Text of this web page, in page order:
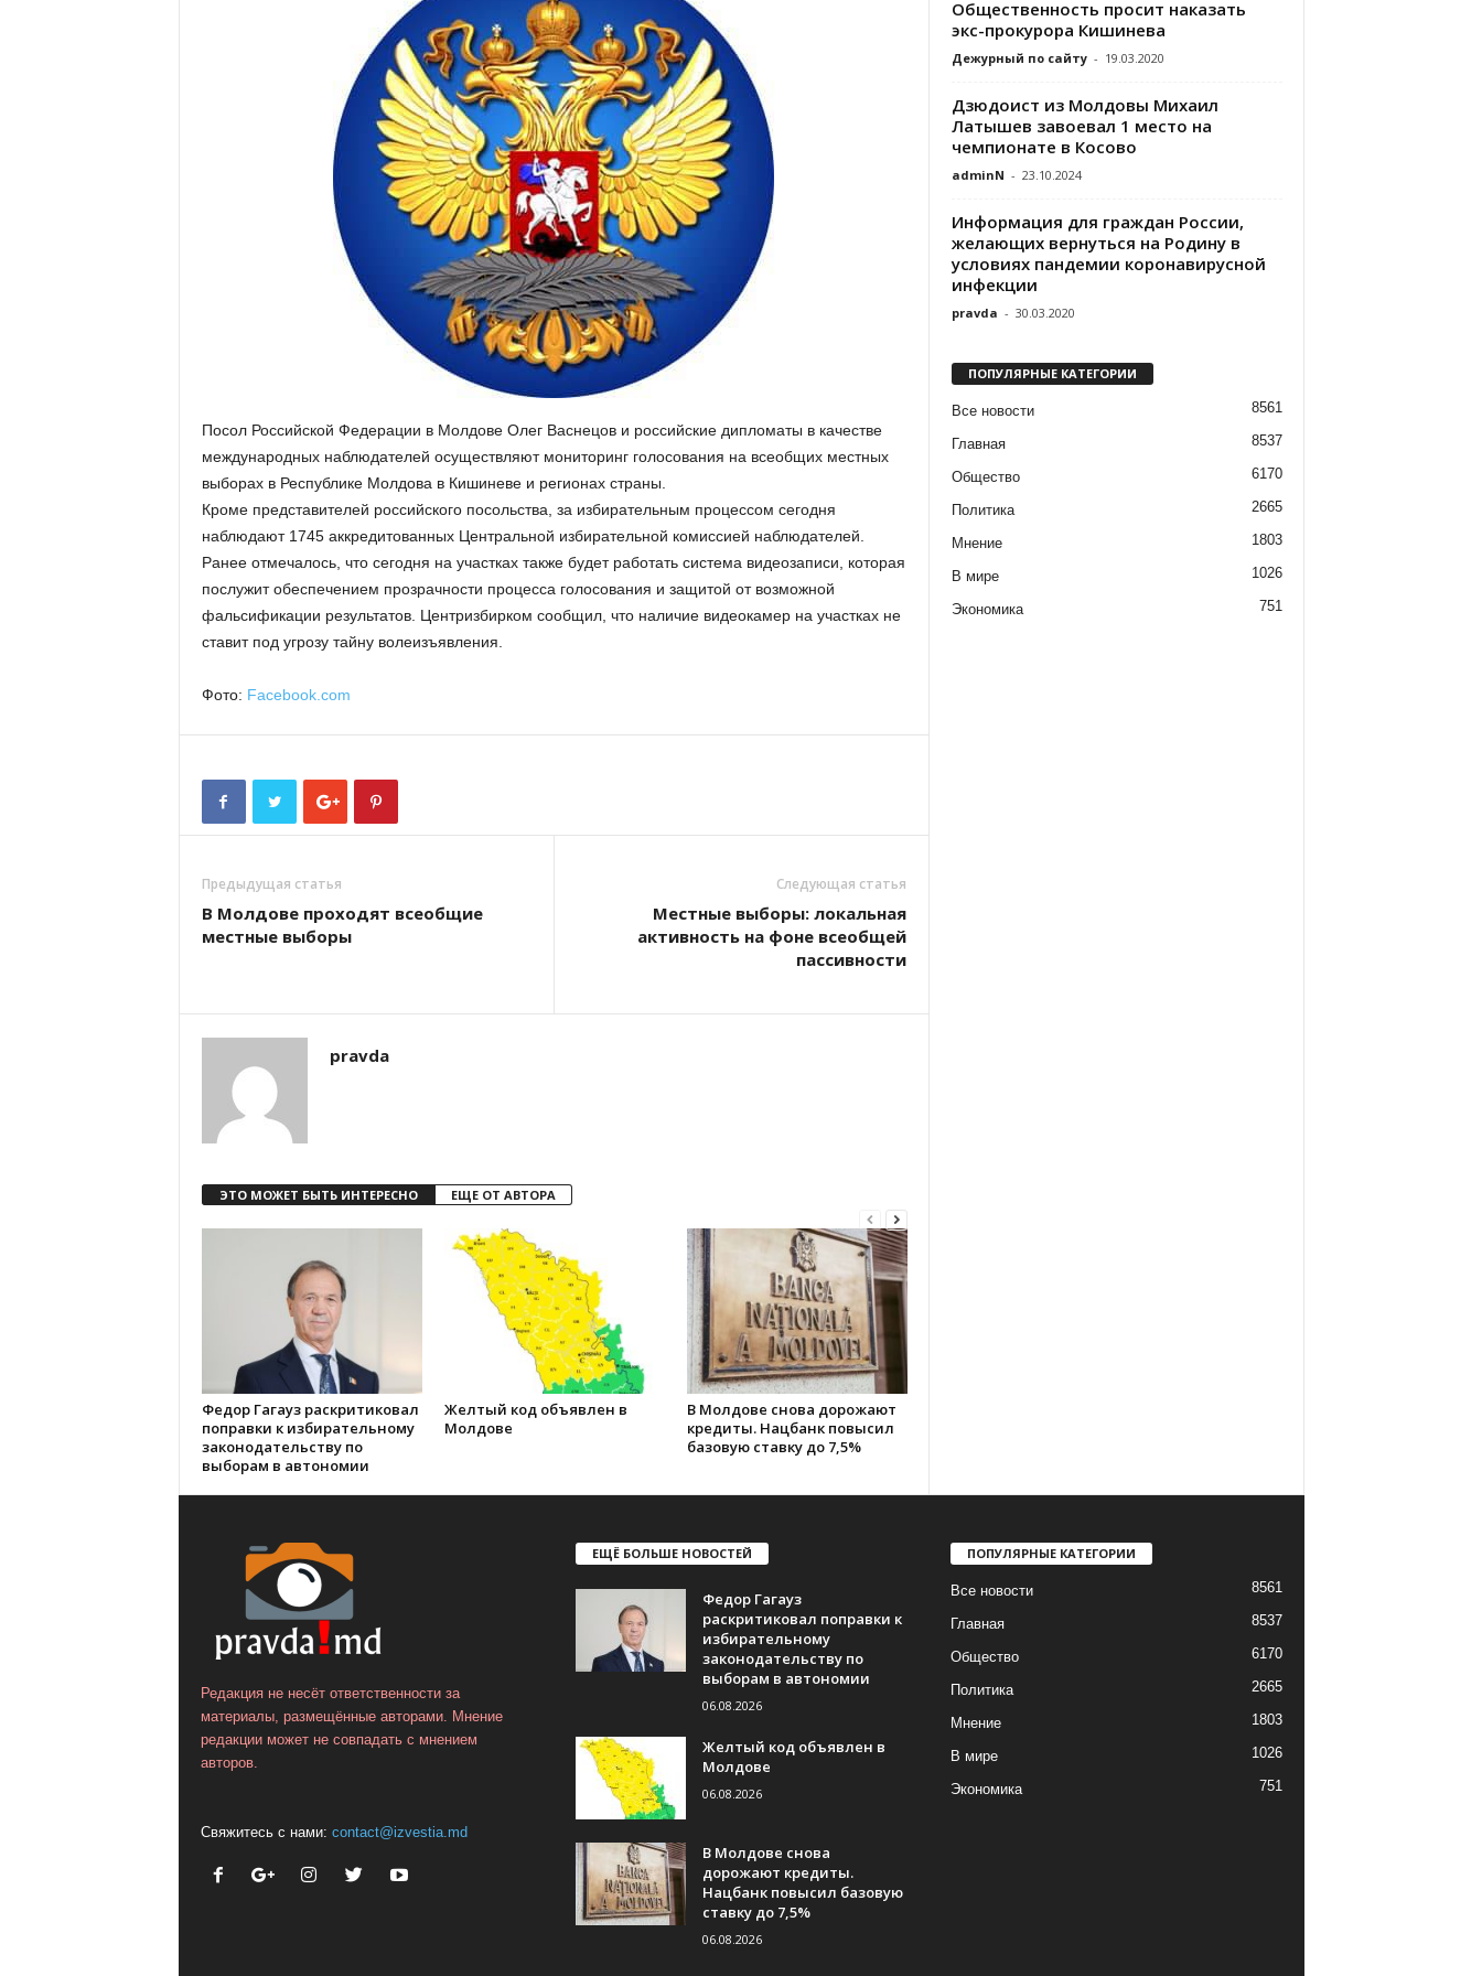
Посол Российской Федерации в Молдове Олег Васнецов и российские дипломаты в качестве
международных наблюдателей осуществляют мониторинг голосования на всеобщих местных
выборах в Республике Молдова в Кишиневе и регионах страны.
Кроме представителей российского посольства, за избирательным процессом сегодня
наблюдают 1745 аккредитованных Центральной избирательной комиссией наблюдателей.
Ранее отмечалось, что сегодня на участках также будет работать система видеозаписи, которая
послужит обеспечением прозрачности процесса голосования и защитой от возможной
фальсификации результатов. Центризбирком сообщил, что наличие видеокамер на участках не
ставит под угрозу тайну волеизъявления.
Фото: Facebook.com
Предыдущая статья
В Молдове проходят всеобщие
местные выборы
Следующая статья
Местные выборы: локальная
активность на фоне всеобщей
пассивности
pravda
ЭТО МОЖЕТ БЫТЬ ИНТЕРЕСНО ЕЩЕ ОТ АВТОРА
Федор Гагауз раскритиковал
поправки к избирательному
законодательству по
выборам в автономии
Желтый код объявлен в
Молдове
В Молдове снова дорожают
кредиты. Нацбанк повысил
базовую ставку до 7,5%
Общественность просит наказать
экс-прокурора Кишинева
Дежурный по сайту - 19.03.2020
Дзюдоист из Молдовы Михаил
Латышев завоевал 1 место на
чемпионате в Косово
adminN - 23.10.2024
Информация для граждан России,
желающих вернуться на Родину в
условиях пандемии коронавирусной
инфекции
pravda - 30.03.2020
ПОПУЛЯРНЫЕ КАТЕГОРИИ
Все новости 8561
Главная 8537
Общество 6170
Политика 2665
Мнение 1803
В мире 1026
Экономика 751
Редакция не несёт ответственности за
материалы, размещённые авторами. Мнение
редакции может не совпадать с мнением
авторов.
Свяжитесь с нами: contact@izvestia.md
ЕЩЁ БОЛЬШЕ НОВОСТЕЙ
Федор Гагауз
раскритиковал поправки к
избирательному
законодательству по
выборам в автономии
06.08.2026
Желтый код объявлен в
Молдове
06.08.2026
В Молдове снова
дорожают кредиты.
Нацбанк повысил базовую
ставку до 7,5%
06.08.2026
ПОПУЛЯРНЫЕ КАТЕГОРИИ
Все новости 8561
Главная 8537
Общество 6170
Политика 2665
Мнение 1803
В мире 1026
Экономика 751